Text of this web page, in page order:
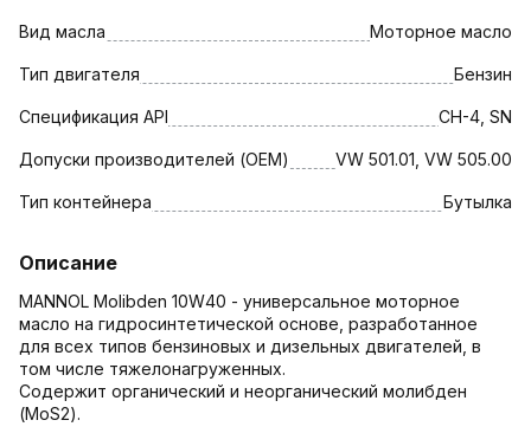
Вид масла Моторное масло
Тип двигателя Бензин
Спецификация API CH-4, SN
Допуски производителей (OEM) VW 501.01, VW 505.00
Тип контейнера Бутылка
Описание
MANNOL Molibden 10W40 - универсальное моторное
масло на гидросинтетической основе, разработанное
для всех типов бензиновых и дизельных двигателей, в
том числе тяжелонагруженных.
Содержит органический и неорганический молибден
(MoS2).